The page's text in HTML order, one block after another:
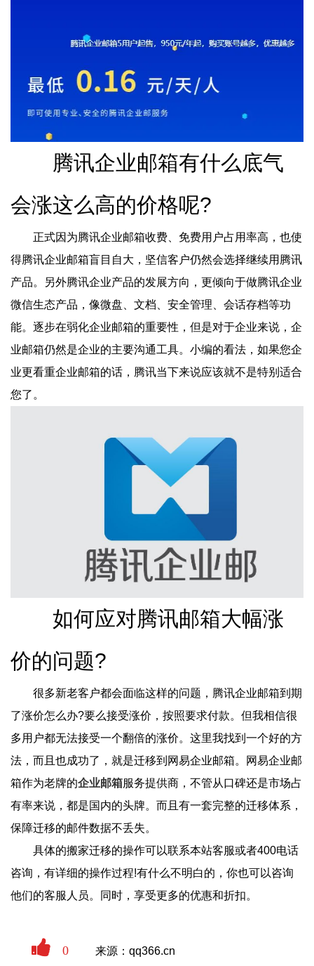
腾讯企业邮箱有什么底气
会涨这么高的价格呢?
正式因为腾讯企业邮箱收费、免费用户占用率高，也使
得腾讯企业邮箱盲目自大，坚信客户仍然会选择继续用腾讯
产品。另外腾讯企业产品的发展方向，更倾向于做腾讯企业
微信生态产品，像微盘、文档、安全管理、会话存档等功
能。逐步在弱化企业邮箱的重要性，但是对于企业来说，企
业邮箱仍然是企业的主要沟通工具。小编的看法，如果您企
业更看重企业邮箱的话，腾讯当下来说应该就不是特别适合
您了。
如何应对腾讯邮箱大幅涨
价的问题?
很多新老客户都会面临这样的问题，腾讯企业邮箱到期
了涨价怎么办?要么接受涨价，按照要求付款。但我相信很
多用户都无法接受一个翻倍的涨价。这里我找到一个好的方
法，而且也成功了，就是迁移到网易企业邮箱。网易企业邮
箱作为老牌的企业邮箱服务提供商，不管从口碑还是市场占
有率来说，都是国内的头牌。而且有一套完整的迁移体系，
保障迁移的邮件数据不丢失。
具体的搬家迁移的操作可以联系本站客服或者400电话
咨询，有详细的操作过程!有什么不明白的，你也可以咨询
他们的客服人员。同时，享受更多的优惠和折扣。
0 来源：qq366.cn